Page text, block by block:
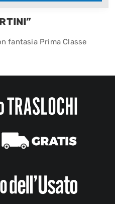
fantasia Prima Classe